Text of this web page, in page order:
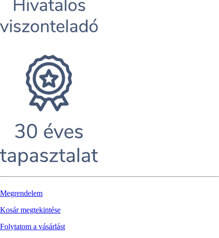
Megrendelem
Kosár megtekintése
Folytatom a vásárlást